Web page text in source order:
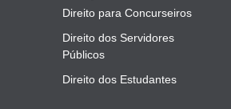
Direito para Concurseiros
Direito dos Servidores
Públicos
Direito dos Estudantes